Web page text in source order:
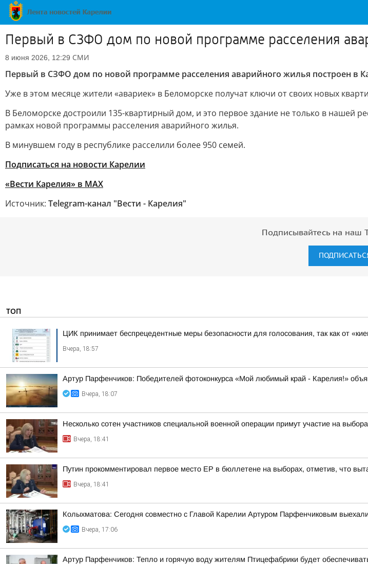
Первый в СЗФО дом по новой программе расселения
8 июня 2026, 12:29 СМИ
Первый в СЗФО дом по новой программе расселения аварийного жилья построен в
Уже в этом месяце жители «авариек» в Беломорске получат ключи от своих новых
В Беломорске достроили 135-квартирный дом, и это первое здание не только в нашей
рамках новой программы расселения аварийного жилья.
В минувшем году в республике расселили более 950 семей.
Подписаться на новости Карелии
«Вести Карелия» в МАХ
Источник: Telegram-канал "Вести - Карелия"
Подписывайтесь на наш
ТОП
ЦИК принимает беспрецедентные меры безопасности для голосования, так как от
Вчера, 18:57
Артур Парфенчиков: Победителей фотоконкурса «Мой любимый край - Карелия!»
Вчера, 18:07
Несколько сотен участников специальной военной операции примут участие на
Вчера, 18:41
Путин прокомментировал первое место ЕР в бюллетене на выборах, отметив, что
Вчера, 18:41
Колыхматова: Сегодня совместно с Главой Карелии Артуром Парфенчиковым
Вчера, 17:06
Артур Парфенчиков: Тепло и горячую воду жителям Птицефабрики будет